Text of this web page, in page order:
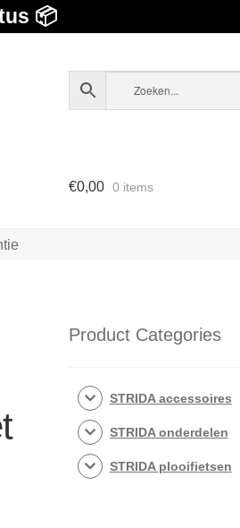
📦
€0,00 0 items
Product Categories
STRIDA accessoires
STRIDA onderdelen
STRIDA plooifietsen